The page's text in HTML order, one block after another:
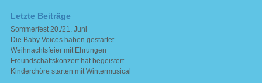
Letzte Beiträge
Sommerfest 20./21. Juni
Die Baby Voices haben gestartet
Weihnachtsfeier mit Ehrungen
Freundschaftskonzert hat begeistert
Kinderchöre starten mit Wintermusical